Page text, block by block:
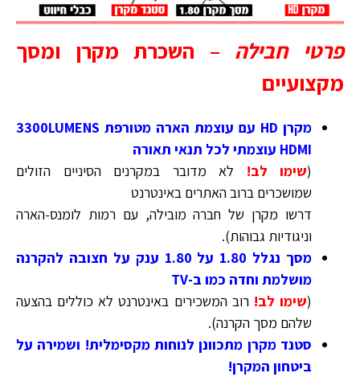
פרטי חבילה – השכרת מקרן ומסך
מקצועיים
מקרן HD עם עוצמת הארה מטורפת 3300LUMENS
HDMI עוצמתי לכל תנאי תאורה
(שימו לב!
לא מדובר במקרנים הסיניים הזולים
שמושכרים ברוב האתרים באינטרנט
דרשו מקרן של חברה מובילה, עם רמות לומנס-הארה
וניגודיות גבוהות).
מסך נגלל 1.80 על 1.80 ענק על חצובה להקרנה
מושלמת וחדה כמו ב-TV
(שימו לב! רוב המשכירים באינטרנט לא כוללים בהצעה
שלהם מסך הקרנה)
.
סטנד מקרן מתכוונן לנוחות מקסימלית! ושמירה על
ביטחון המקרן!